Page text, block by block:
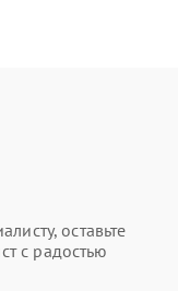
оставьте
с радостью